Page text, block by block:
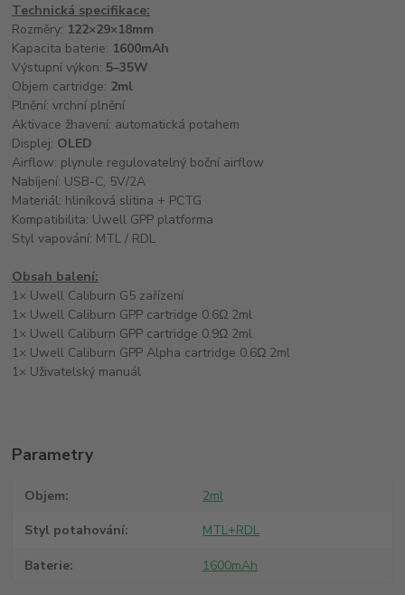
Technická specifikace:
Rozměry: 122×29×18mm
Kapacita baterie: 1600mAh
Výstupní výkon: 5–35W
Objem cartridge: 2ml
Plnění: vrchní plnění
Aktivace žhavení: automatická potahem
Displej: OLED
Airflow: plynule regulovatelný boční airflow
Nabíjení: USB-C, 5V/2A
Materiál: hliníková slitina + PCTG
Kompatibilita: Uwell GPP platforma
Styl vapování: MTL / RDL
Obsah balení:
1× Uwell Caliburn G5 zařízení
1× Uwell Caliburn GPP cartridge 0.6Ω 2ml
1× Uwell Caliburn GPP cartridge 0.9Ω 2ml
1× Uwell Caliburn GPP Alpha cartridge 0.6Ω 2ml
1× Uživatelský manuál
Parametry
Objem 2ml
Styl potahování MTL+RDL
Baterie 1600mAh